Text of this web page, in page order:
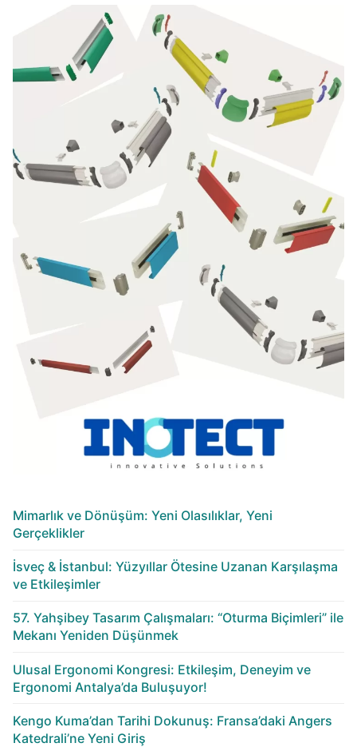
Mimarlık ve Dönüşüm: Yeni Olasılıklar, Yeni
Gerçeklikler
İsveç & İstanbul: Yüzyıllar Ötesine Uzanan Karşılaşma
ve Etkileşimler
57. Yahşibey Tasarım Çalışmaları: “Oturma Biçimleri” ile
Mekanı Yeniden Düşünmek
Ulusal Ergonomi Kongresi: Etkileşim, Deneyim ve
Ergonomi Antalya’da Buluşuyor!
Kengo Kuma’dan Tarihi Dokunuş: Fransa’daki Angers
Katedrali’ne Yeni Giriş